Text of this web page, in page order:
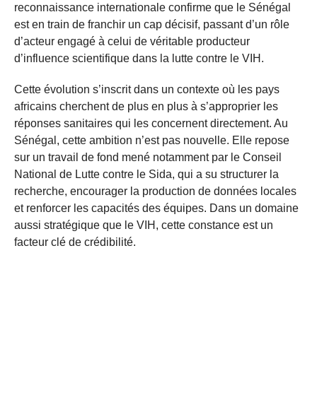
reconnaissance internationale confirme que le Sénégal
est en train de franchir un cap décisif, passant d’un rôle
d’acteur engagé à celui de véritable producteur
d’influence scientifique dans la lutte contre le VIH.
Cette évolution s’inscrit dans un contexte où les pays
africains cherchent de plus en plus à s’approprier les
réponses sanitaires qui les concernent directement. Au
Sénégal, cette ambition n’est pas nouvelle. Elle repose
sur un travail de fond mené notamment par le Conseil
National de Lutte contre le Sida, qui a su structurer la
recherche, encourager la production de données locales
et renforcer les capacités des équipes. Dans un domaine
aussi stratégique que le VIH, cette constance est un
facteur clé de crédibilité.